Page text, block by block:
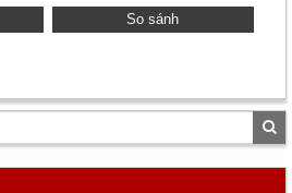
So sánh